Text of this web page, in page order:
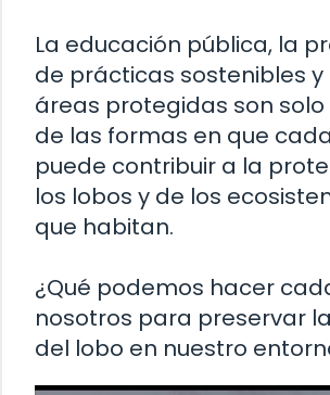
La educación pública, la
de prácticas sostenibles y
áreas protegidas son
de las formas en que
puede contribuir a la
los lobos y de los
que habitan.
¿Qué podemos hacer
nosotros para preservar
del lobo en nuestro